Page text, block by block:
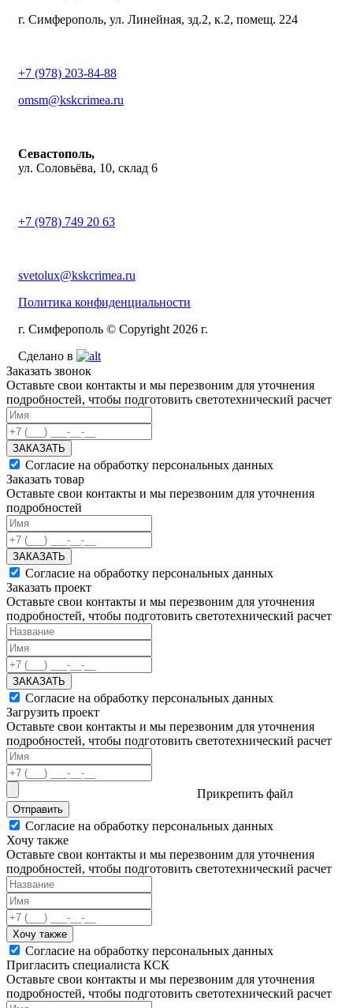
г. Симферополь, ул. Линейная, зд.2, к.2, помещ. 224
+7 (978) 203-84-88
omsm@kskcrimea.ru
Севастополь,
ул. Соловьёва, 10, склад 6
+7 (978) 749 20 63
svetolux@kskcrimea.ru
Политика конфиденциальности
г. Симферополь © Copyright 2026 г.
Сделано в
Заказать звонок
Оставьте свои контакты и мы перезвоним для уточнения
подробностей, чтобы подготовить светотехнический расчет
ЗАКАЗАТЬ
Согласие на обработку персональных данных
Заказать товар
Оставьте свои контакты и мы перезвоним для уточнения
подробностей
ЗАКАЗАТЬ
Согласие на обработку персональных данных
Заказать проект
Оставьте свои контакты и мы перезвоним для уточнения
подробностей, чтобы подготовить светотехнический расчет
ЗАКАЗАТЬ
Согласие на обработку персональных данных
Загрузить проект
Оставьте свои контакты и мы перезвоним для уточнения
подробностей, чтобы подготовить светотехнический расчет
Прикрепить файл
Отправить
Согласие на обработку персональных данных
Хочу также
Оставьте свои контакты и мы перезвоним для уточнения
подробностей, чтобы подготовить светотехнический расчет
Хочу также
Согласие на обработку персональных данных
Пригласить специалиста КСК
Оставьте свои контакты и мы перезвоним для уточнения
подробностей, чтобы подготовить светотехнический расчет